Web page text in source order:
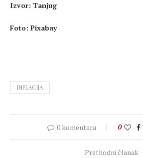
Izvor: Tanjug
Foto: Pixabay
INFLACIJA
0 komentara 0
Prethodni članak